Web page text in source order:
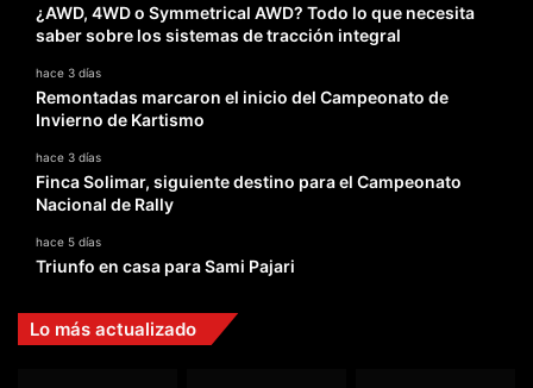
¿AWD, 4WD o Symmetrical AWD? Todo lo que necesita
saber sobre los sistemas de tracción integral
hace 3 días
Remontadas marcaron el inicio del Campeonato de
Invierno de Kartismo
hace 3 días
Finca Solimar, siguiente destino para el Campeonato
Nacional de Rally
hace 5 días
Triunfo en casa para Sami Pajari
Lo más actualizado